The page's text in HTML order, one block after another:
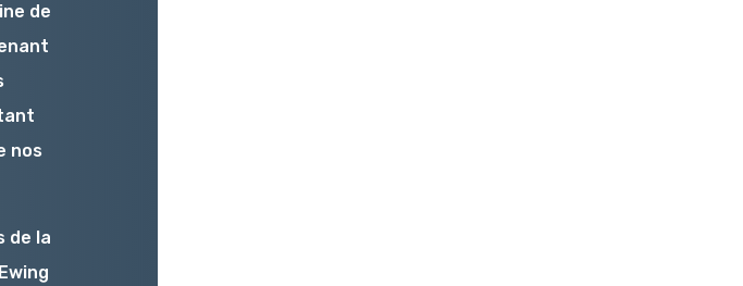
de
nos
de la